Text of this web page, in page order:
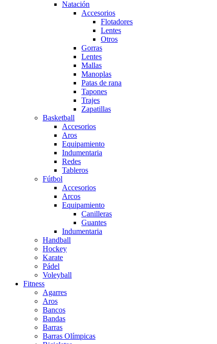
Natación
Accesorios
Flotadores
Lentes
Otros
Gorras
Lentes
Mallas
Manoplas
Patas de rana
Tapones
Trajes
Zapatillas
Basketball
Accesorios
Aros
Equipamiento
Indumentaria
Redes
Tableros
Fútbol
Accesorios
Arcos
Equipamiento
Canilleras
Guantes
Indumentaria
Handball
Hockey
Karate
Pádel
Voleyball
Fitness
Agarres
Aros
Bancos
Bandas
Barras
Barras Olímpicas